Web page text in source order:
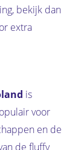
bekijk dan
extra
is
voor
en de
de fluffy